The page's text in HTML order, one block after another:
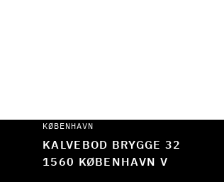
KØBENHAVN
KALVEBOD BRYGGE 32
1560 KØBENHAVN V